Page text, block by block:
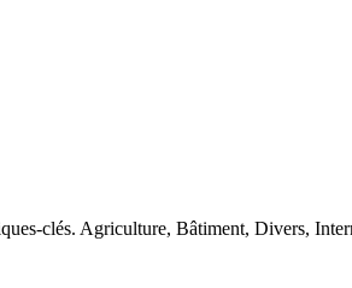
clés. Agriculture, Bâtiment, Divers,